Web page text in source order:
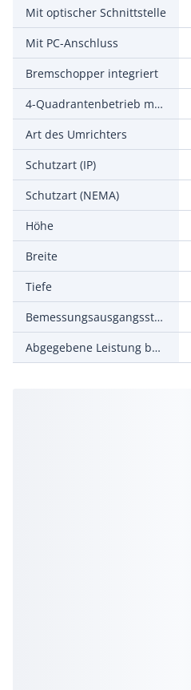
Mit optischer Schnittstelle
Mit PC-Anschluss
Bremschopper integriert
4-Quadrantenbetrieb möglich
Art des Umrichters
Schutzart (IP)
Schutzart (NEMA)
Höhe
Breite
Tiefe
Bemessungsausgangsstrom
Abgegebene Leistung bei Bemessungsausgangsspannung